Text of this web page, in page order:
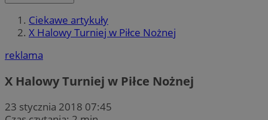
Ciekawe artykuły
X Halowy Turniej w Piłce Nożnej
reklama
X Halowy Turniej w Piłce Nożnej
23 stycznia 2018 07:45